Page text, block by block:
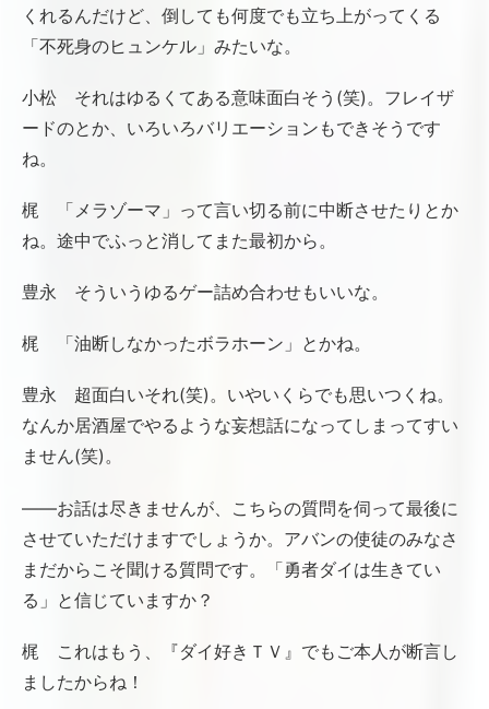
くれるんだけど、倒しても何度でも立ち上がってくる
「不死身のヒュンケル」みたいな。
小松 それはゆるくてある意味面白そう(笑)。フレイザ
ードのとか、いろいろバリエーションもできそうです
ね。
梶 「メラゾーマ」って言い切る前に中断させたりとか
ね。途中でふっと消してまた最初から。
豊永 そういうゆるゲー詰め合わせもいいな。
梶 「油断しなかったボラホーン」とかね。
豊永 超面白いそれ(笑)。いやいくらでも思いつくね。
なんか居酒屋でやるような妄想話になってしまってすい
ません(笑)。
――お話は尽きませんが、こちらの質問を伺って最後に
させていただけますでしょうか。アバンの使徒のみなさ
まだからこそ聞ける質問です。「勇者ダイは生きてい
る」と信じていますか？
梶 これはもう、『ダイ好きＴＶ』でもご本人が断言し
ましたからね！